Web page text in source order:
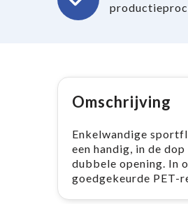
Omschrijving
Enkelwandige
een handig, in de
dubbele opening. In
goedgekeurde PET-